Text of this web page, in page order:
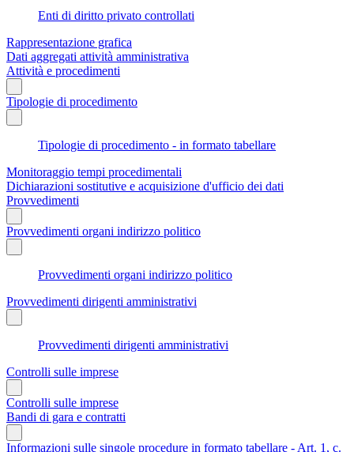
Enti di diritto privato controllati
Rappresentazione grafica
Dati aggregati attività amministrativa
Attività e procedimenti
Tipologie di procedimento
Tipologie di procedimento - in formato tabellare
Monitoraggio tempi procedimentali
Dichiarazioni sostitutive e acquisizione d'ufficio dei dati
Provvedimenti
Provvedimenti organi indirizzo politico
Provvedimenti organi indirizzo politico
Provvedimenti dirigenti amministrativi
Provvedimenti dirigenti amministrativi
Controlli sulle imprese
Controlli sulle imprese
Bandi di gara e contratti
Informazioni sulle singole procedure in formato tabellare - Art. 1, c.